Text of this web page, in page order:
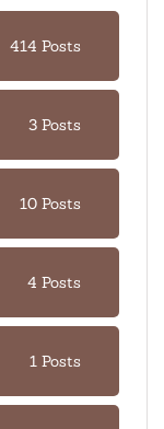
414 Posts
3 Posts
10 Posts
4 Posts
1 Posts